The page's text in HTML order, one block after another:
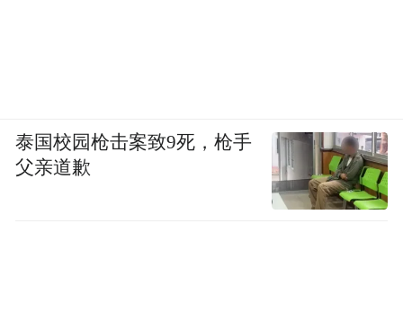
泰国校园枪击案致9死，枪手
父亲道歉